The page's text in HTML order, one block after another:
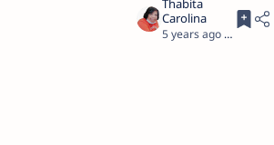
5 years ago 2